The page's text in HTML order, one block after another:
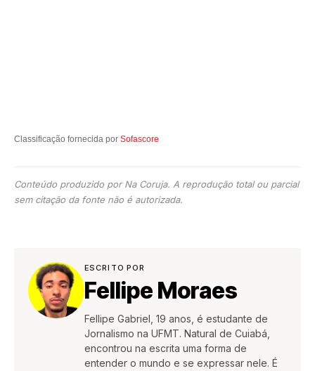
Classificação fornecida por Sofascore
Conteúdo produzido por Na Coruja. A reprodução total ou parcial
sem citação da fonte não é autorizada.
ESCRITO POR
Fellipe Moraes
Fellipe Gabriel, 19 anos, é estudante de
Jornalismo na UFMT. Natural de Cuiabá,
encontrou na escrita uma forma de
entender o mundo e se expressar nele. É